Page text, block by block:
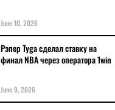
June 10, 2026
Рэпер Tyga сделал ставку на
финал NBA через оператора 1win
June 9, 2026